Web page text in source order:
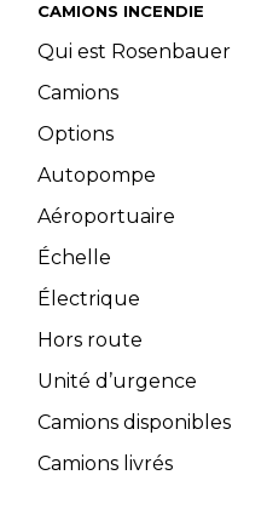
CAMIONS INCENDIE
Qui est Rosenbauer
Camions
Options
Autopompe
Aéroportuaire
Échelle
Électrique
Hors route
Unité d’urgence
Camions disponibles
Camions livrés